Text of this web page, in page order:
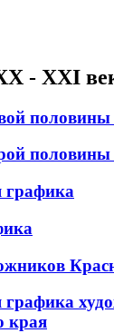
- ХХI
половины
половины
графика
края